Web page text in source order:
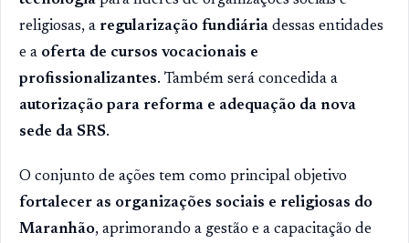
religiosas, a regularização fundiária dessas entidades
e a oferta de cursos vocacionais e
profissionalizantes. Também será concedida a
autorização para reforma e adequação da nova
sede da SRS.
O conjunto de ações tem como principal objetivo
fortalecer as organizações sociais e religiosas do
Maranhão, aprimorando a gestão e a capacitação de